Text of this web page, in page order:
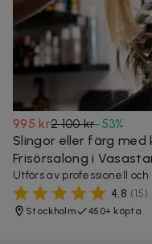
995 kr2 100 kr-53%
Slingor eller färg med
Frisörsalong i
Utförs av professionell
4,8 (15)
Stockholm 450+ köpta